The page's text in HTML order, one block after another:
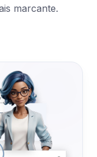
marcante.